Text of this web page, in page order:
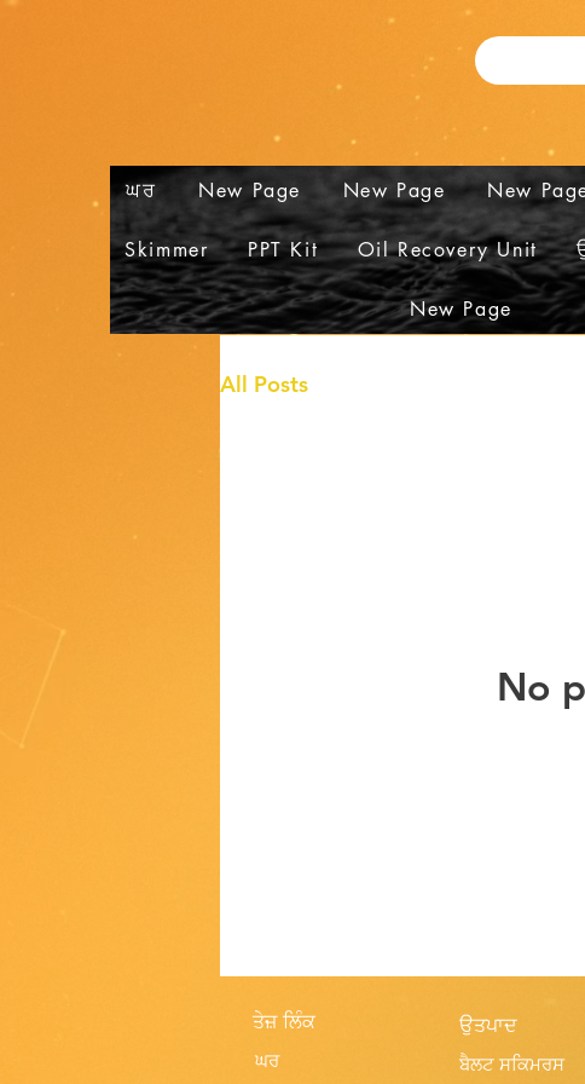
ਘਰ New Page New Page New
Skimmer PPT Kit Oil Recovery Unit
New Page
All Posts
No
ਤੇਜ਼ ਲਿੰਕ
ਘਰ
ਉਤਪਾਦ
ਬੈਲਟ ਸਕਿਮਰਸ